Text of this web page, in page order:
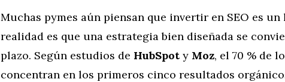
Muchas pymes aún piensan que invertir en SEO es
realidad es que una estrategia bien diseñada se
plazo. Según estudios de HubSpot y Moz, el 70 % de
concentran en los primeros cinco resultados